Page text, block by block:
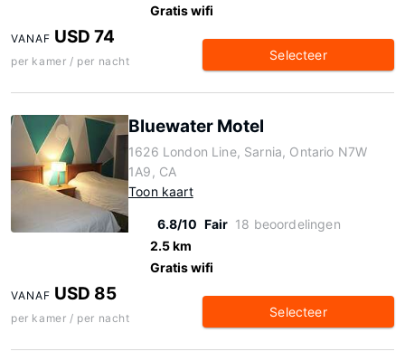
Gratis wifi
VANAF USD 74
per kamer / per nacht Selecteer
Bluewater Motel
1626 London Line, Sarnia, Ontario N7W
1A9, CA
Toon kaart
6.8/10 Fair 18 beoordelingen
2.5 km
Gratis wifi
VANAF USD 85
per kamer / per nacht Selecteer